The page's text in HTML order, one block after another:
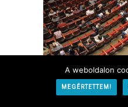
A weboldalon
MEGÉRTETTEM!